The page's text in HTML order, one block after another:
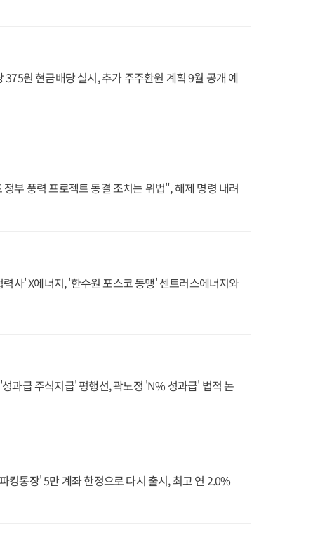
375원 현금배당 실시, 추가 주주환원 계획 9월 공개 예
부 풍력 프로젝트 동결 조치는 위법", 해제 명령 내려
사' X에너지, '한수원 포스코 동맹' 센트러스에너지와
과급 주식지급' 평행선, 곽노정 'N% 성과급' 법적 논
킹통장' 5만 계좌 한정으로 다시 출시, 최고 연 2.0%